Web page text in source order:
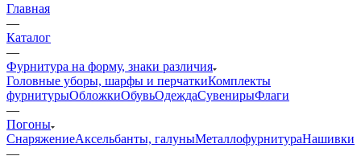
Главная
—
Каталог
—
Фурнитура на форму, знаки различия
Головные уборы, шарфы и перчаткиКомплекты
фурнитурыОбложкиОбувьОдеждаСувенирыФлаги
—
Погоны
СнаряжениеАксельбанты, галуныМеталлофурнитураНашивки
—